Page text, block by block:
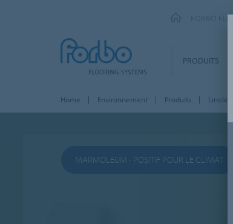
FORBO
PRODUITS
Home Environnement Produits
MARMOLEUM - POSITIF POUR LE CLIMAT